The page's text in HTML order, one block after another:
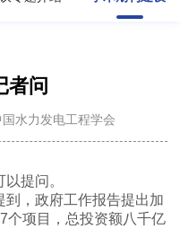
者问
水力发电工程学会
提问。
到，政府工作报告提出加
个项目，总投资额八千亿